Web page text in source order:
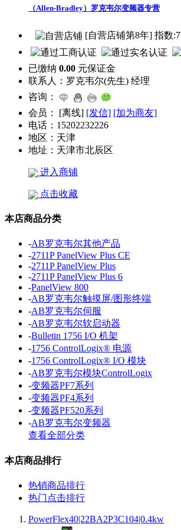
（Allen-Bradley）罗克韦尔变频器专营
[自营店铺第8年] 指数:7
已缴纳 0.00 元保证金
联系人： 罗克韦尔(先生) 经理
咨询：
会员：
[离线] [发信] [加为商友]
电话： 15202232226
地区： 天津
地址： 天津市北辰区
进入商铺
点击收藏
本店商品分类
-AB罗克韦尔其他产品
-2711P PanelView Plus CE
-2711P PanelView Plus
-2711P PanelView Plus 6
-PanelView 800
-AB罗克韦尔触摸屏/图形终端
-AB罗克韦尔伺服
-AB罗克韦尔软启动器
-Bulletin 1756 I/O 机架
-1756 ControlLogix® 电源
-1756 ControlLogix® I/O 模块
-AB罗克韦尔模块ControlLogix
-变频器PF7系列
-变频器PF4系列
-变频器PF520系列
-AB罗克韦尔变频器
查看全部分类
本店商品排行
热销商品排行
热门点击排行
PowerFlex40|22BA2P3C104|0.4kw